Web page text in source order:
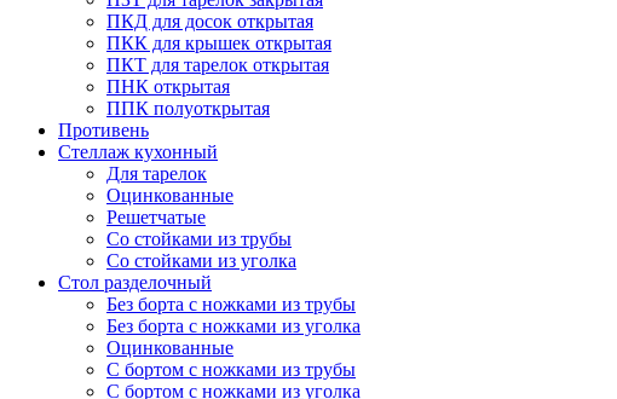
ПКД для досок открытая
ПКК для крышек открытая
ПКТ для тарелок открытая
ПНК открытая
ППК полуоткрытая
Противень
Стеллаж кухонный
Для тарелок
Оцинкованные
Решетчатые
Со стойками из трубы
Со стойками из уголка
Стол разделочный
Без борта с ножками из трубы
Без борта с ножками из уголка
Оцинкованные
С бортом с ножками из трубы
С бортом с ножками из уголка